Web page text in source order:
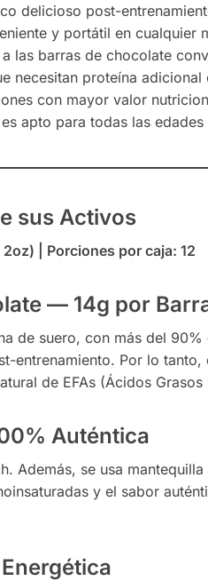
delicioso post-
y portátil en cualquier
las barras de chocolate
necesitan proteína adicional
con mayor valor
apto para todas las edades
sus Activos
| Porciones por caja: 12
— 14g por
de suero, con más del
entrenamiento. Por lo
de EFAs (Ácidos Grasos
Auténtica
Además, se usa
y el sabor